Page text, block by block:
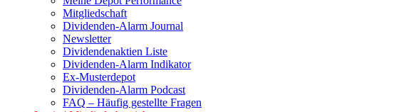
Mitgliedschaft
Dividenden-Alarm Journal
Newsletter
Dividendenaktien Liste
Dividenden-Alarm Indikator
Ex-Musterdepot
Dividenden-Alarm Podcast
FAQ – Häufig gestellte Fragen